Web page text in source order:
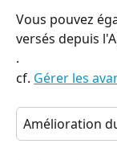
Vous pouvez
versés depuis
.
cf. Gérer les
Amélioration